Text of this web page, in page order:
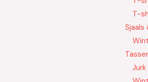
T-
Sjaals
Jurk